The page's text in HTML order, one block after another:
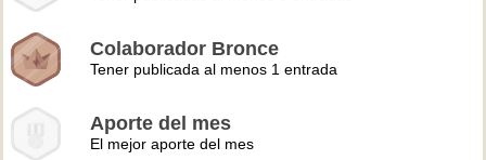
Colaborador Bronce
Tener publicada al menos 1 entrada
Aporte del mes
El mejor aporte del mes